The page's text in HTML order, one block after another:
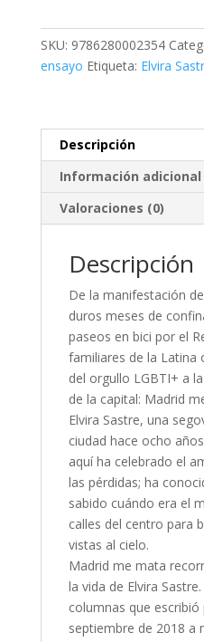
SKU: 9786280002354
ensayo Etiqueta: Elvira
Descripción
Información adicional
Valoraciones (0)
Descripción
De la manifestación
duros meses de
paseos en bici por el
familiares de la Latina
del orgullo LGBTI+ a
de la capital: Madrid
Elvira Sastre, una
ciudad hace ocho
aquí ha celebrado el
las pérdidas; ha
sabido cuándo era el
calles del centro para
vistas al cielo.
Madrid me mata
la vida de Elvira
columnas que escribió
septiembre de 2018 a